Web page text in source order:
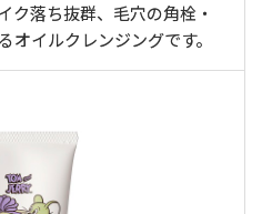
ク落ち抜群、毛穴の角栓・
オイルクレンジングです。